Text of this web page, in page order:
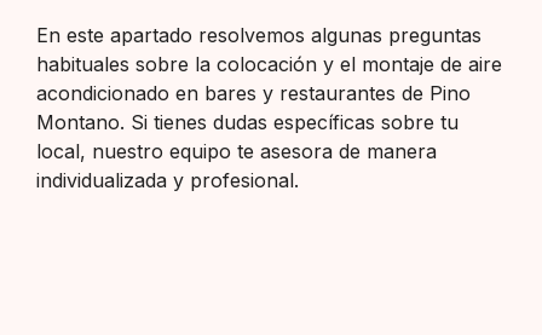
En este apartado resolvemos algunas preguntas
habituales sobre la colocación y el montaje de aire
acondicionado en bares y restaurantes de Pino
Montano. Si tienes dudas específicas sobre tu
local, nuestro equipo te asesora de manera
individualizada y profesional.